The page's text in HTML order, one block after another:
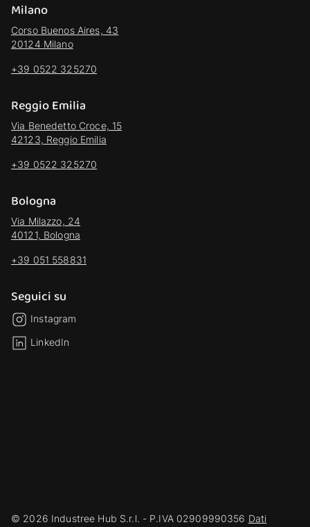
Milano
Corso Buenos Aires, 43
20124 Milano
+39 0522 325270
Reggio Emilia
Via Benedetto Croce, 15
42123, Reggio Emilia
+39 0522 325270
Bologna
Via Milazzo, 24
40121, Bologna
+39 051 558831
Seguici su
Instagram
LinkedIn
© 2026 Industree Hub S.r.l. - P.IVA 02909990356 Dati